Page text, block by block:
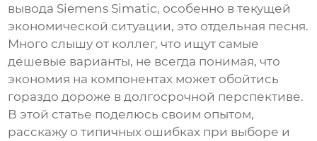
вывода Siemens Simatic, особенно в текущей
экономической ситуации, это отдельная песня.
Много слышу от коллег, что ищут самые
дешевые варианты, не всегда понимая, что
экономия на компонентах может обойтись
гораздо дороже в долгосрочной перспективе.
В этой статье поделюсь своим опытом,
расскажу о типичных ошибках при выборе и